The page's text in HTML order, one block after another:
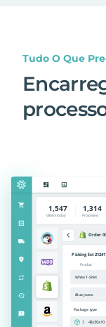
Tudo O Que